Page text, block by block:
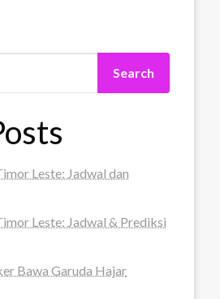
Search
Leste: Jadwal dan
Leste: Jadwal & Prediksi
Bawa Garuda Hajar